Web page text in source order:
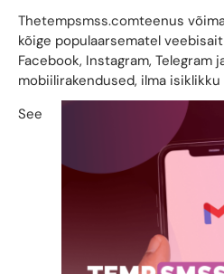
Thetempsmss.comteenus
kõige populaarsematel
Facebook, Instagram, Telegram
mobiilirakendused, ilma
See